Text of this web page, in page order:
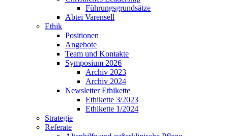
Führungsgrundsätze
Abtei Varensell
Ethik
Positionen
Angebote
Team und Kontakte
Symposium 2026
Archiv 2023
Archiv 2024
Newsletter Ethikette
Ethikette 3/2023
Ethikette 1/2024
Strategie
Referate